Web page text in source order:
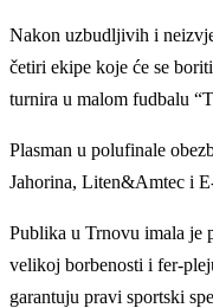
Nakon uzbudljivih i
četiri ekipe koje će se
turnira u malom fudbalu
Plasman u polufinale
Jahorina, Liten&Amtec i
Publika u Trnovu imala je
velikoj borbenosti i fer-
garantuju pravi sportski